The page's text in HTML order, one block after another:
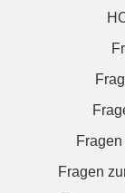
Fragen